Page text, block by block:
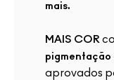
mais.
MAIS COR
pigmentação
aprovados